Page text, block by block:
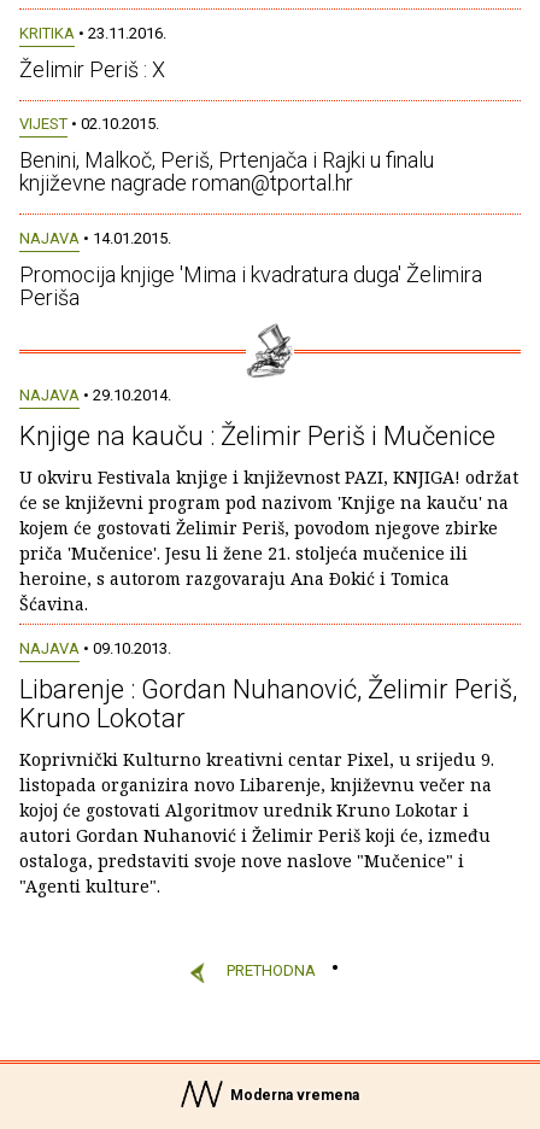
KRITIKA • 23.11.2016.
Želimir Periš : X
VIJEST • 02.10.2015.
Benini, Malkoč, Periš, Prtenjača i Rajki u finalu
književne nagrade roman@tportal.hr
NAJAVA • 14.01.2015.
Promocija knjige 'Mima i kvadratura duga' Želimira
Periša
NAJAVA • 29.10.2014.
Knjige na kauču : Želimir Periš i Mučenice
U okviru Festivala knjige i književnost PAZI, KNJIGA! održat
će se književni program pod nazivom 'Knjige na kauču' na
kojem će gostovati Želimir Periš, povodom njegove zbirke
priča 'Mučenice'. Jesu li žene 21. stoljeća mučenice ili
heroine, s autorom razgovaraju Ana Ðokić i Tomica
Šćavina.
NAJAVA • 09.10.2013.
Libarenje : Gordan Nuhanović, Želimir Periš,
Kruno Lokotar
Koprivnički Kulturno kreativni centar Pixel, u srijedu 9.
listopada organizira novo Libarenje, književnu večer na
kojoj će gostovati Algoritmov urednik Kruno Lokotar i
autori Gordan Nuhanović i Želimir Periš koji će, između
ostaloga, predstaviti svoje nove naslove "Mučenice" i
"Agenti kulture".
PRETHODNA
Moderna vremena